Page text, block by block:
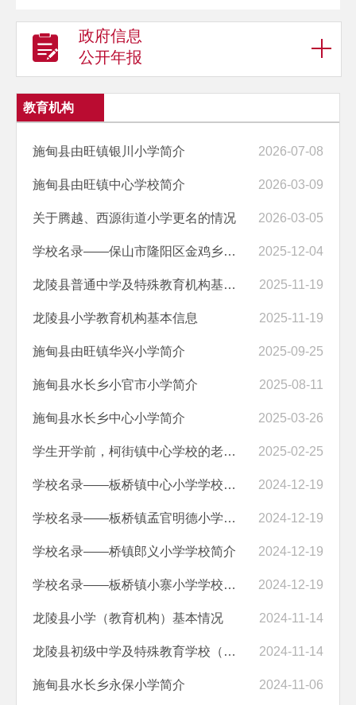
政府信息
公开年报
教育机构
施甸县由旺镇银川小学简介 2026-07-08
施甸县由旺镇中心学校简介 2026-03-09
关于腾越、西源街道小学更名的情况 2026-03-05
学校名录——保山市隆阳区金鸡乡中心学校简介 2025-12-04
龙陵县普通中学及特殊教育机构基本信息 2025-11-19
龙陵县小学教育机构基本信息 2025-11-19
施甸县由旺镇华兴小学简介 2025-09-25
施甸县水长乡小官市小学简介 2025-08-11
施甸县水长乡中心小学简介 2025-03-26
学生开学前，柯街镇中心学校的老师这样做！ 2025-02-25
学校名录——板桥镇中心小学学校简介 2024-12-19
学校名录——板桥镇孟官明德小学学校简介 2024-12-19
学校名录——桥镇郎义小学学校简介 2024-12-19
学校名录——板桥镇小寨小学学校简介 2024-12-19
龙陵县小学（教育机构）基本情况 2024-11-14
龙陵县初级中学及特殊教育学校（教育机构）基本情况 2024-11-14
施甸县水长乡永保小学简介 2024-11-06